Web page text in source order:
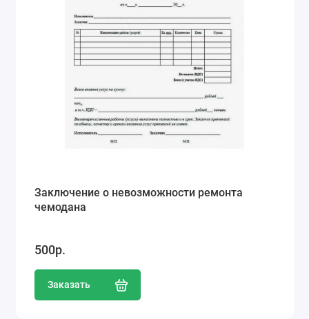
Заключение о невозможности ремонта
чемодана
500р.
Заказать